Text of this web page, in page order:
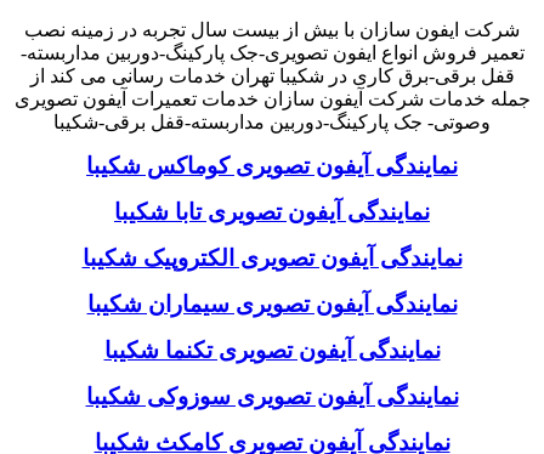
شرکت ایفون سازان با بیش از بیست سال تجربه در زمینه نصب
تعمیر فروش انواع ایفون تصویری-جک پارکینگ-دوربین مداربسته-
قفل برقی-برق کاری در شکیبا تهران خدمات رسانی می کند از
جمله خدمات شرکت آیفون سازان خدمات تعمیرات آیفون تصویری
وصوتی- جک پارکینگ-دوربین مداربسته-قفل برقی-شکیبا
نمایندگی آیفون تصویری کوماکس شکیبا
نمایندگی آیفون تصویری تابا شکیبا
نمایندگی آیفون تصویری الکتروپیک شکیبا
نمایندگی آیفون تصویری سیماران شکیبا
نمایندگی آیفون تصویری تکنما شکیبا
نمایندگی آیفون تصویری سوزوکی شکیبا
نمایندگی آیفون تصویری کامکث شکیبا